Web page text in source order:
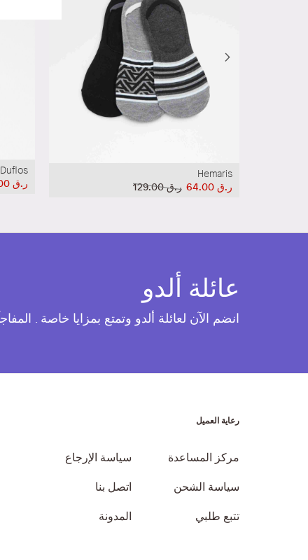
Duflos
ر.ق‏ 55.00
Hemaris
ر.ق‏ 129.00
ر.ق‏ 64.00
عائلة ألدو
انضم الآن لعائلة ألدو وتمتع بمزايا خاصة .
رعاية العميل
مركز المساعدة
سياسة الإرجاع
سياسة الشحن
اتصل بنا
تتبع طلبي
المدونة